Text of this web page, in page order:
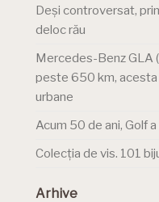
Deși controversat,
deloc rău
Mercedes-Benz GLA
peste 650 km, acesta
urbane
Acum 50 de ani, Golf
Colecția de vis. 101
Arhive